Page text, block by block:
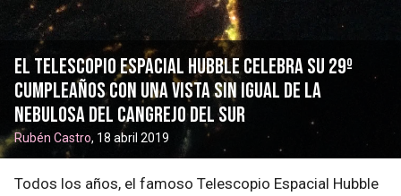
El Telescopio Espacial Hubble celebra su 29º
cumpleaños con una vista sin igual de la
Nebulosa del Cangrejo del Sur
Rubén Castro, 18 abril 2019
Todos los años, el famoso Telescopio Espacial Hubble